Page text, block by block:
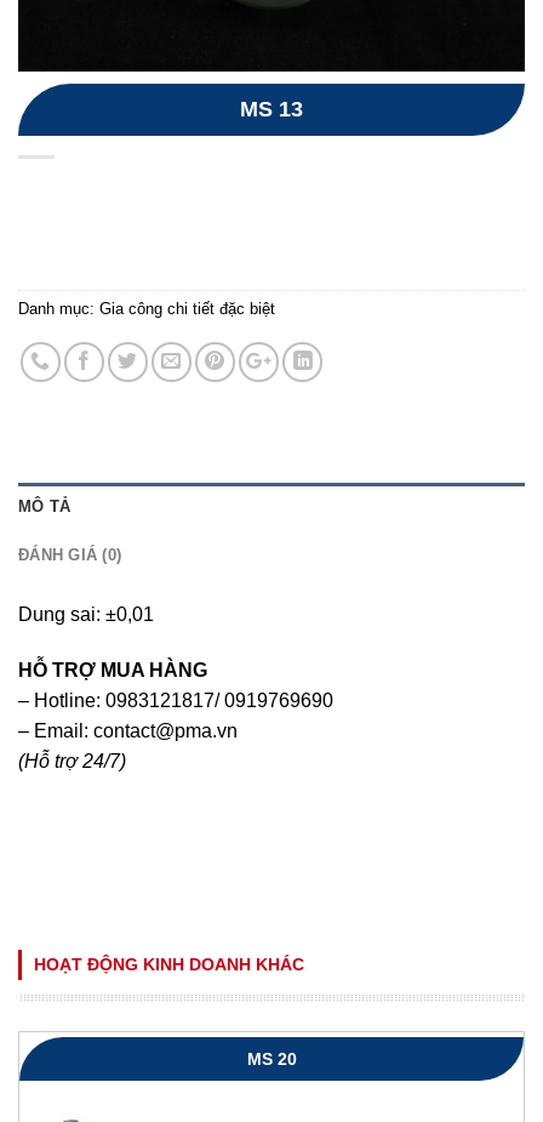
MS 13
Danh mục: Gia công chi tiết đặc biệt
MÔ TẢ
ĐÁNH GIÁ (0)
Dung sai: ±0,01
HỖ TRỢ MUA HÀNG
– Hotline: 0983121817/ 0919769690
– Email: contact@pma.vn
(Hỗ trợ 24/7)
HOẠT ĐỘNG KINH DOANH KHÁC
MS 20